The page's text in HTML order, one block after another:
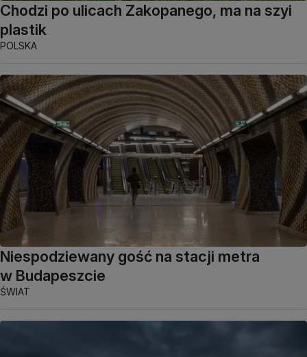
Chodzi po ulicach Zakopanego, ma na szyi
plastik
POLSKA
Niespodziewany gość na stacji metra
w Budapeszcie
ŚWIAT